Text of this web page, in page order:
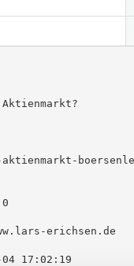
erichsen.de
17:02:19